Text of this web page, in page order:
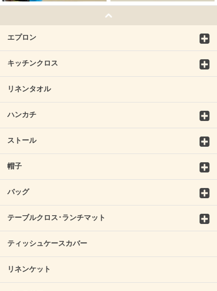
エプロン
キッチンクロス
リネンタオル
ハンカチ
ストール
帽子
バッグ
テーブルクロス･ランチマット
ティッシュケースカバー
リネンケット